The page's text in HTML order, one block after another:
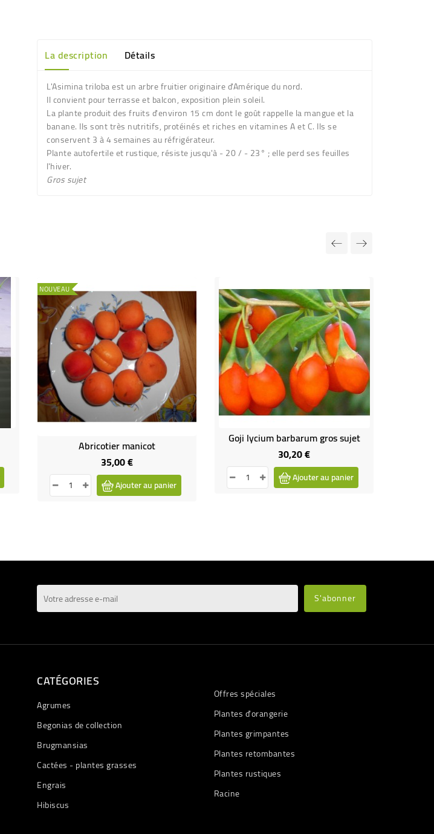
La description Détails
L'Asimina triloba est un arbre fruitier originaire d'Amérique du nord.
Il convient pour terrasse et balcon, exposition plein soleil.
La plante produit desfruits d'environ 15 cmdont le goût rappelle la mangue et la
banane. Ils sont très nutritifs, protéinés et riches en vitamines A et C. Ils se
conservent 3 à 4 semaines au réfrigérateur.
Plante autofertile et rustique, résiste jusqu'à - 20 / - 23° ; elle perd ses feuilles
l'hiver.
Gros sujet
NOUVEAU
Abricotier manicot
35,00 €Prix
Ajouter au panier
Goji lycium barbarum gros sujet
30,20 €Prix
Ajouter au panier
CATÉGORIES
Agrumes
Begonias de collection
Brugmansias
Cactées - plantes grasses
Engrais
Hibiscus
Offres spéciales
Plantes d'orangerie
Plantes grimpantes
Plantes retombantes
Plantes rustiques
Racine